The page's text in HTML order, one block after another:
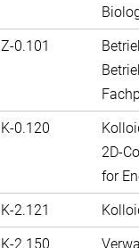
Z-0.101
K-0.120
2D-
for
K-2.121
K-2.150